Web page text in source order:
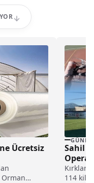
Ücretsiz
Orman
Sahil
114